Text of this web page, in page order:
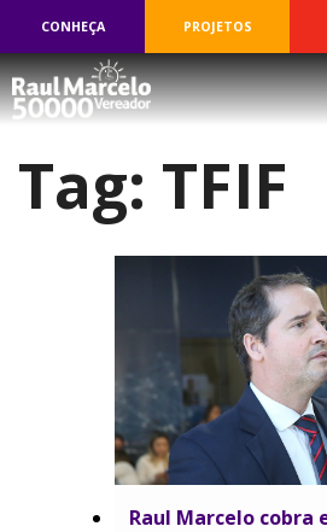
CONHEÇA PROJETOS
Tag: TFIF
​Raul Marcelo cobra